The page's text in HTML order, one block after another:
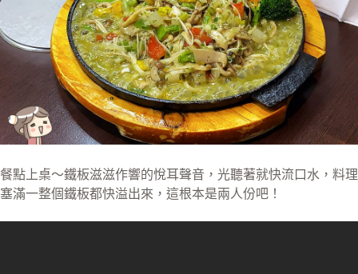
餐點上桌～鐵板滋滋作響的悅耳聲音，光聽著就快流口水，料理
塞滿一整個鐵板都快溢出來，這根本是兩人份吧！